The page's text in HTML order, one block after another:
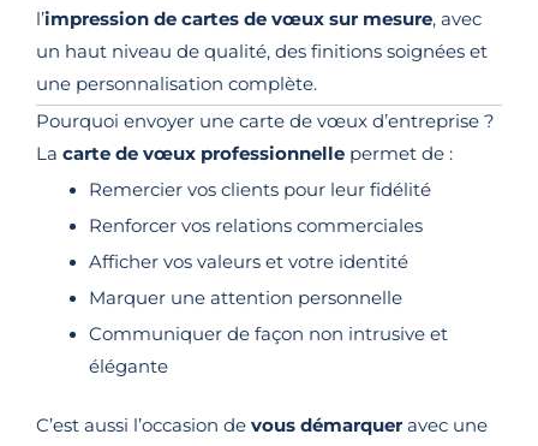
l’impression de cartes de vœux sur mesure, avec
un haut niveau de qualité, des finitions soignées et
une personnalisation complète.
Pourquoi envoyer une carte de vœux d’entreprise ?
La carte de vœux professionnelle permet de :
Remercier vos clients pour leur fidélité
Renforcer vos relations commerciales
Afficher vos valeurs et votre identité
Marquer une attention personnelle
Communiquer de façon non intrusive et
élégante
C’est aussi l’occasion de vous démarquer avec une